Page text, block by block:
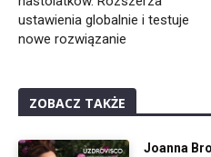
ustawienia globalnie i testuje
nowe rozwiązanie
ZOBACZ TAKŻE
Joanna